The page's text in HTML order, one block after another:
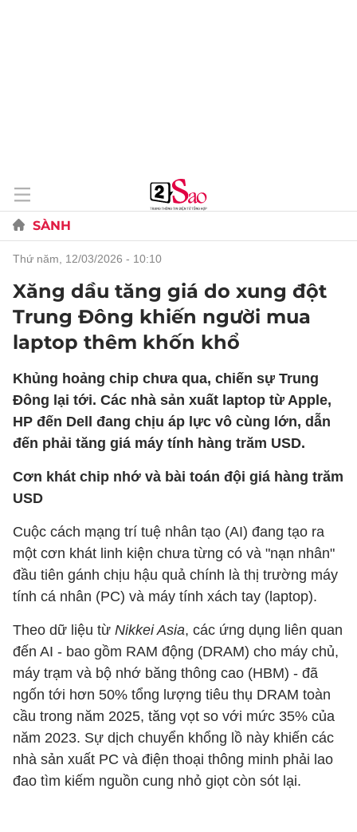
SÀNH
thứ năm, 12/03/2026 - 10:10
Xăng dầu tăng giá do xung đột
Trung Đông khiến người mua
laptop thêm khốn khổ
Khủng hoảng chip chưa qua, chiến sự Trung
Đông lại tới. Các nhà sản xuất laptop từ Apple,
HP đến Dell đang chịu áp lực vô cùng lớn, dẫn
đến phải tăng giá máy tính hàng trăm USD.
Cơn khát chip nhớ và bài toán đội giá hàng trăm
USD
Cuộc cách mạng trí tuệ nhân tạo (AI) đang tạo ra
một cơn khát linh kiện chưa từng có và "nạn nhân"
đầu tiên gánh chịu hậu quả chính là thị trường máy
tính cá nhân (PC) và máy tính xách tay (laptop).
Theo dữ liệu từ Nikkei Asia, các ứng dụng liên quan
đến AI - bao gồm RAM động (DRAM) cho máy chủ,
máy trạm và bộ nhớ băng thông cao (HBM) - đã
ngốn tới hơn 50% tổng lượng tiêu thụ DRAM toàn
cầu trong năm 2025, tăng vọt so với mức 35% của
năm 2023. Sự dịch chuyển khổng lồ này khiến các
nhà sản xuất PC và điện thoại thông minh phải lao
đao tìm kiếm nguồn cung nhỏ giọt còn sót lại.